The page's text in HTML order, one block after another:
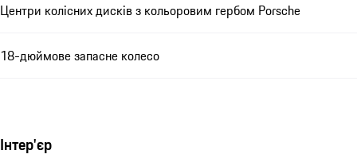
Центри колісних дисків з кольоровим гербом Porsche
18-дюймове запасне колесо
Інтер'єр